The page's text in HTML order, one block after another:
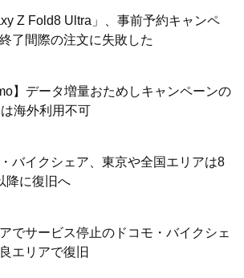
Z Fold8 Ultra」、事前予約キャンペ
了間際の注文に失敗した
】データ増量おためしキャンペーンの
海外利用不可
バイクシェア、東京や全国エリアは8
降に復旧へ
でサービス停止のドコモ・バイクシェ
エリアで復旧